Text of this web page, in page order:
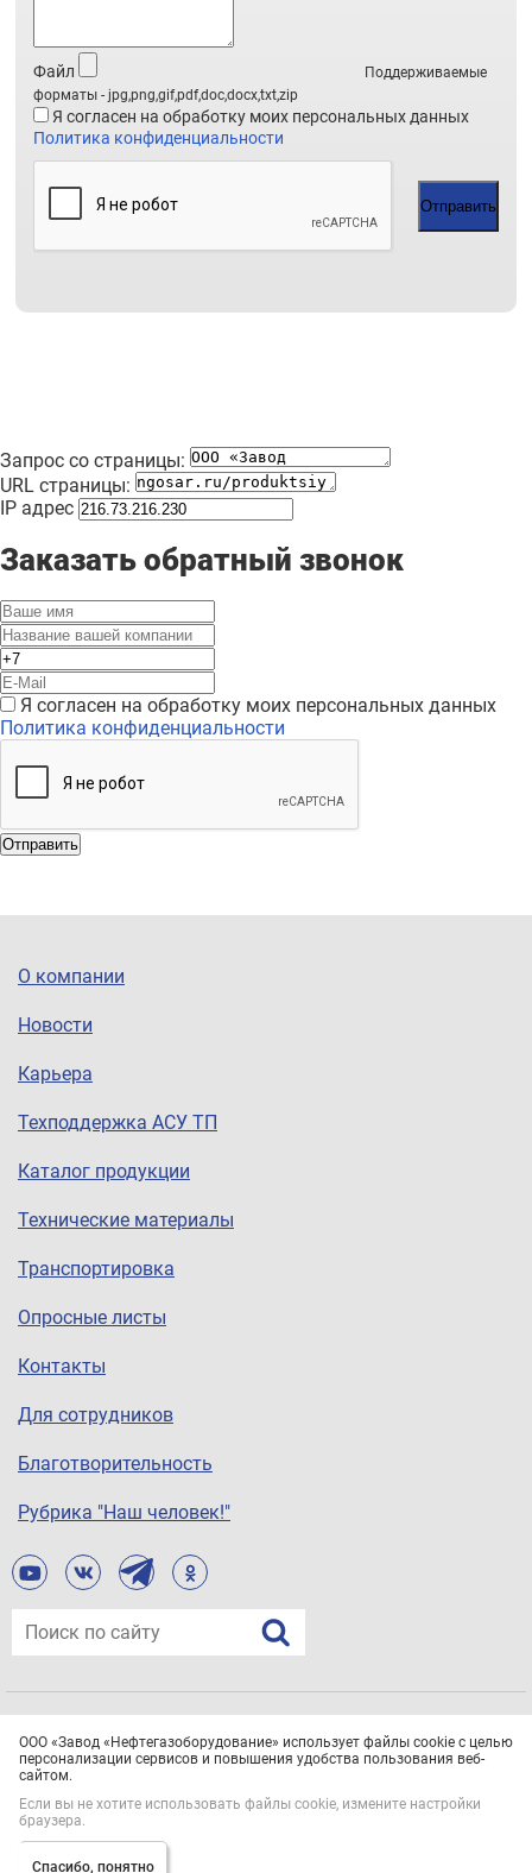
Файл
Поддерживаемые
форматы - jpg,png,gif,pdf,doc,docx,txt,zip
Я согласен на обработку моих персональных данных
Политика конфиденциальности
Отправить
Запрос со страницы:
URL страницы:
IP адрес
Заказать обратный звонок
Я согласен на обработку моих персональных данных
Политика конфиденциальности
Отправить
О компании
Новости
Карьера
Техподдержка АСУ ТП
Каталог продукции
Технические материалы
Транспортировка
Опросные листы
Контакты
Для сотрудников
Благотворительность
Рубрика "Наш человек!"
Все права защищены.Политика конфиденциальности
ООО «Завод «Нефтегазоборудование» использует файлы cookie с целью
персонализации сервисов и повышения удобства пользования веб-
сайтом.
Если вы не хотите использовать файлы cookie, измените настройки
браузера.
Спасибо, понятно